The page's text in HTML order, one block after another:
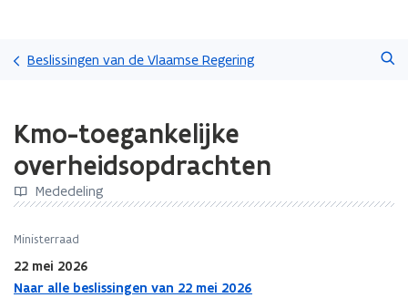
en
naar
gaan
Beslissingen van de Vlaamse Regering
met
laden.
bevindt
zich
Kmo-
toegankelijke
overheidsopdrachten
Kmo-toegankelijke
overheidsopdrachten
Mededeling
Ministerraad
22 mei 2026
Naar alle beslissingen van 22 mei 2026